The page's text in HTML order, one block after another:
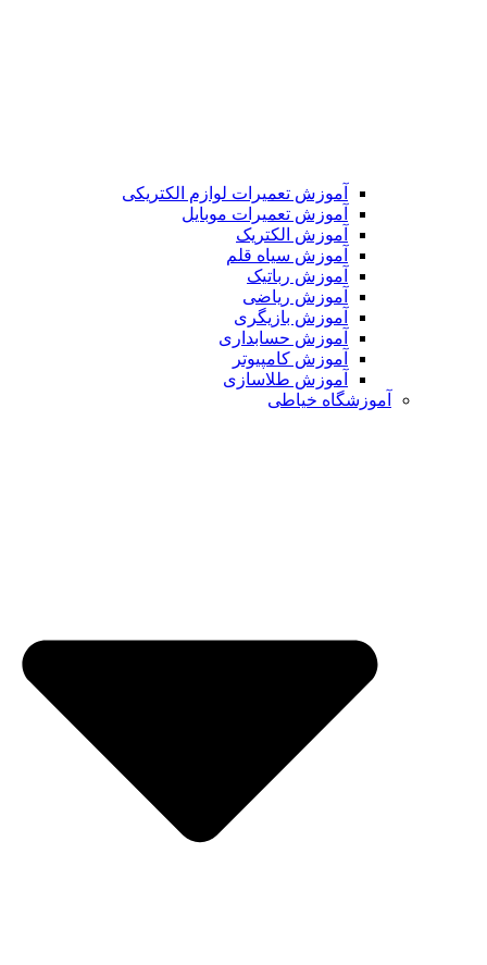
آموزش تعمیرات لوازم الکتریکی
آموزش تعمیرات موبایل
آموزش الکتریک
آموزش سیاه قلم
آموزش رباتیک
آموزش ریاضی
آموزش بازیگری
آموزش حسابداری
آموزش کامپیوتر
آموزش طلاسازی
آموزشگاه خیاطی